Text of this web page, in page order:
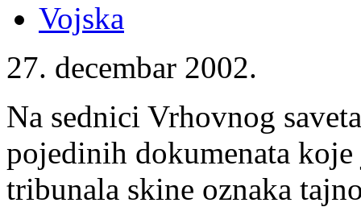
Vojska
27. decembar 2002.
Na sednici Vrhovnog
pojedinih dokumenata
tribunala skine oznaka